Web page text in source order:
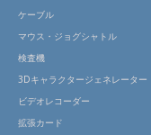
ケーブル
マウス・ジョグシャトル
検査機
3Dキャラクタージェネレーター
ビデオレコーダー
拡張カード